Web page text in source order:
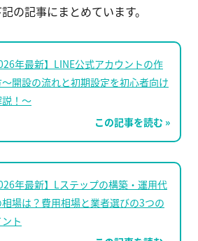
の記事にまとめています。
年最新】LINE公式アカウントの作
〜開設の流れと初期設定を初心者向け
！〜
この記事を読む »
年最新】Lステップの構築・運用代
場は？費用相場と業者選びの3つの
ト